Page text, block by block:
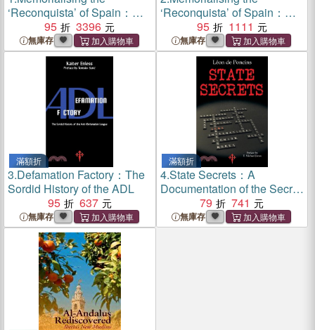
‘Reconquista’ of Spain：
Sonic Politics and Cultural
Memory in Granada
95 3396
無庫存
‘Reconquista’ of Spain：
Sonic Politics and Cultural
Memory in Granada
95 1111
無庫存
滿額折
3.Defamation Factory：The
Sordid History of the ADL
95
637
無庫存
滿額折
4.State Secrets：A
Documentation of the Secret
Revolutionary Mainspring
Governing Anglo-American
Politics
79 741
無庫存